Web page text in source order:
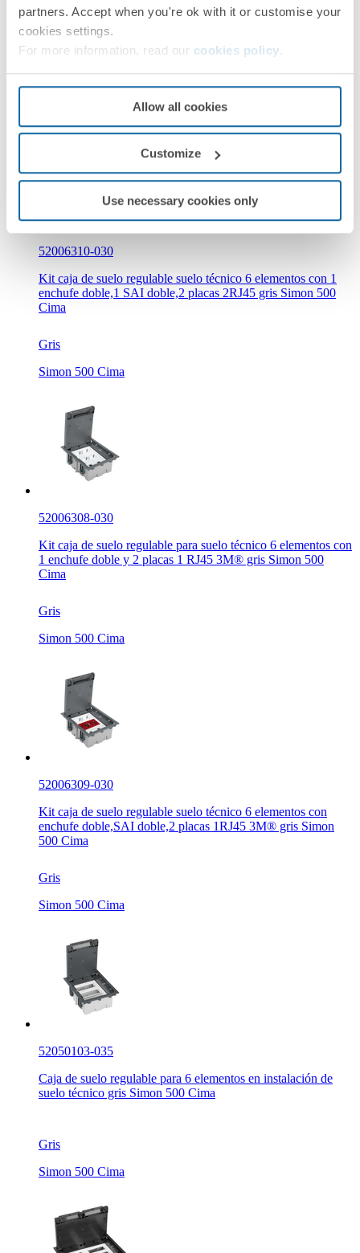
partners. Accept when you're ok with it or customise your
cookies settings.
For more information, read our cookies policy
Allow all cookies
Customize
Use necessary cookies only
Caja de suelo regulable para 8 elementos en instalación de
suelo técnico gris Simon 500 Cima
Gris
52006310-030
Kit caja de suelo regulable suelo técnico 6 elementos con 1
enchufe doble,1 SAI doble,2 placas 2RJ45 gris Simon 500
Cima
Gris
Simon 500 Cima
52006308-030
Kit caja de suelo regulable para suelo técnico 6 elementos con
1 enchufe doble y 2 placas 1 RJ45 3M® gris Simon 500
Cima
Gris
Simon 500 Cima
52006309-030
Kit caja de suelo regulable suelo técnico 6 elementos con
enchufe doble,SAI doble,2 placas 1RJ45 3M® gris Simon
500 Cima
Gris
Simon 500 Cima
52050103-035
Caja de suelo regulable para 6 elementos en instalación de
suelo técnico gris Simon 500 Cima
Gris
Simon 500 Cima